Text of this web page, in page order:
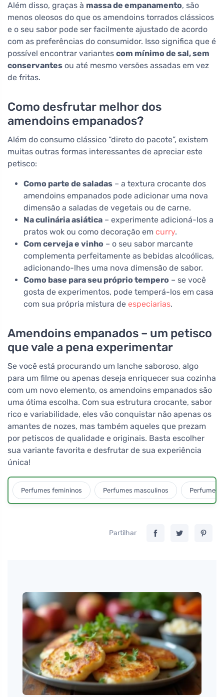
Além disso, graças à massa de empanamento, são
menos oleosos do que os amendoins torrados clássicos
e o seu sabor pode ser facilmente ajustado de acordo
com as preferências do consumidor. Isso significa que é
possível encontrar variantes com mínimo de sal, sem
conservantes ou até mesmo versões assadas em vez
de fritas.
Como desfrutar melhor dos
amendoins empanados?
Além do consumo clássico “direto do pacote”, existem
muitas outras formas interessantes de apreciar este
petisco:
Como parte de saladas – a textura crocante dos
amendoins empanados pode adicionar uma nova
dimensão a saladas de vegetais ou de carne.
Na culinária asiática – experimente adicioná-los a
pratos wok ou como decoração em curry.
Com cerveja e vinho – o seu sabor marcante
complementa perfeitamente as bebidas alcoólicas,
adicionando-lhes uma nova dimensão de sabor.
Como base para seu próprio tempero – se você
gosta de experimentos, pode temperá-los em casa
com sua própria mistura de especiarias.
Amendoins empanados – um petisco
que vale a pena experimentar
Se você está procurando um lanche saboroso, algo
para um filme ou apenas deseja enriquecer sua cozinha
com um novo elemento, os amendoins empanados são
uma ótima escolha. Com sua estrutura crocante, sabor
rico e variabilidade, eles vão conquistar não apenas os
amantes de nozes, mas também aqueles que prezam
por petiscos de qualidade e originais. Basta escolher
sua variante favorita e desfrutar de sua experiência
única!
Perfumes femininos Perfumes masculinos Perfumes
Partilhar